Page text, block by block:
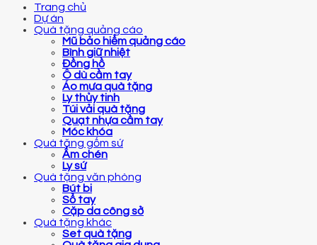
Trang chủ
Dự án
Quà tặng quảng cáo
Mũ bảo hiểm quảng cáo
Bình giữ nhiệt
Đồng hồ
Ô dù cầm tay
Áo mưa quà tặng
Ly thủy tinh
Túi vải quà tặng
Quạt nhựa cầm tay
Móc khóa
Quà tặng gốm sứ
Ấm chén
Ly sứ
Quà tặng văn phòng
Bút bi
Sổ tay
Cặp da công sở
Quà tặng khác
Set quà tặng